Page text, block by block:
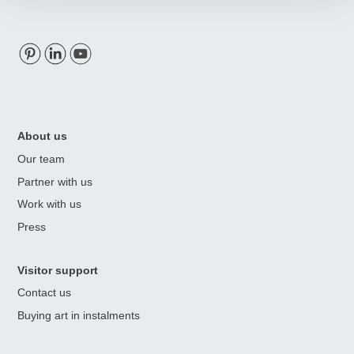
Visit our Pinterest
Visit our Linkedin
Visit our Youtube
About us
Our team
Partner with us
Work with us
Press
Visitor support
Contact us
Buying art in instalments